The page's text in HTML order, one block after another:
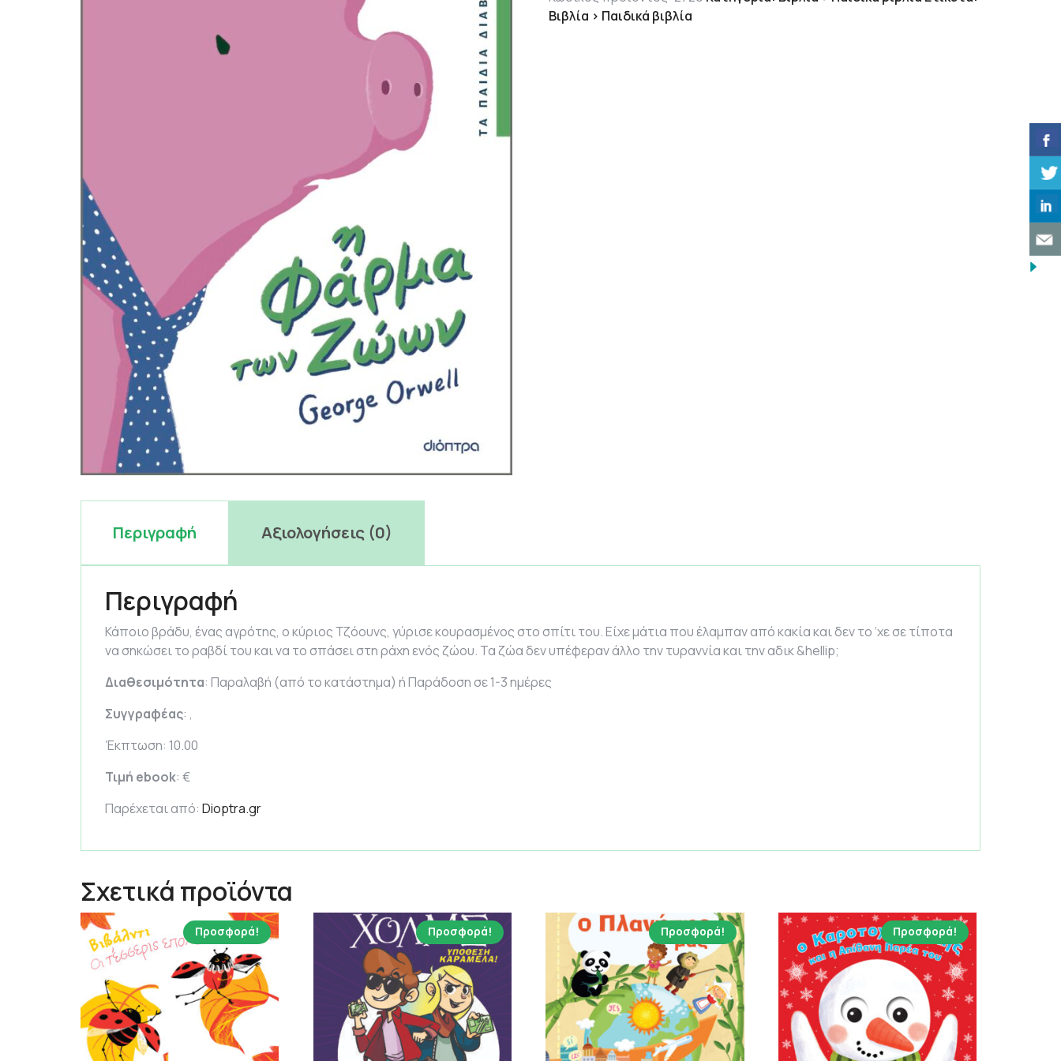
Βιβλία > Παιδικά βιβλία
Περιγραφή Αξιολογήσεις (0)
Περιγραφή
Κάποιο βράδυ, ένας αγρότης, ο κύριος Τζόουνς, γύρισε κουρασμένος στο σπίτι του. Είχε μάτια που έλαμπαν από κακία και δεν το ‘χε σε τίποτα
να σηκώσει το ραβδί του και να το σπάσει στη ράχη ενός ζώου. Τα ζώα δεν υπέφεραν άλλο την τυραννία και την αδικ &hellip;
Διαθεσιμότητα: Παραλαβή (από το κατάστημα) ή Παράδοση σε 1-3 ημέρες
Συγγραφέας: ,
Έκπτωση: 10.00
Τιμή ebook: €
Παρέχεται από: Dioptra.gr
Σχετικά προϊόντα
Προσφορά! Προσφορά! Προσφορά! Προσφορά!